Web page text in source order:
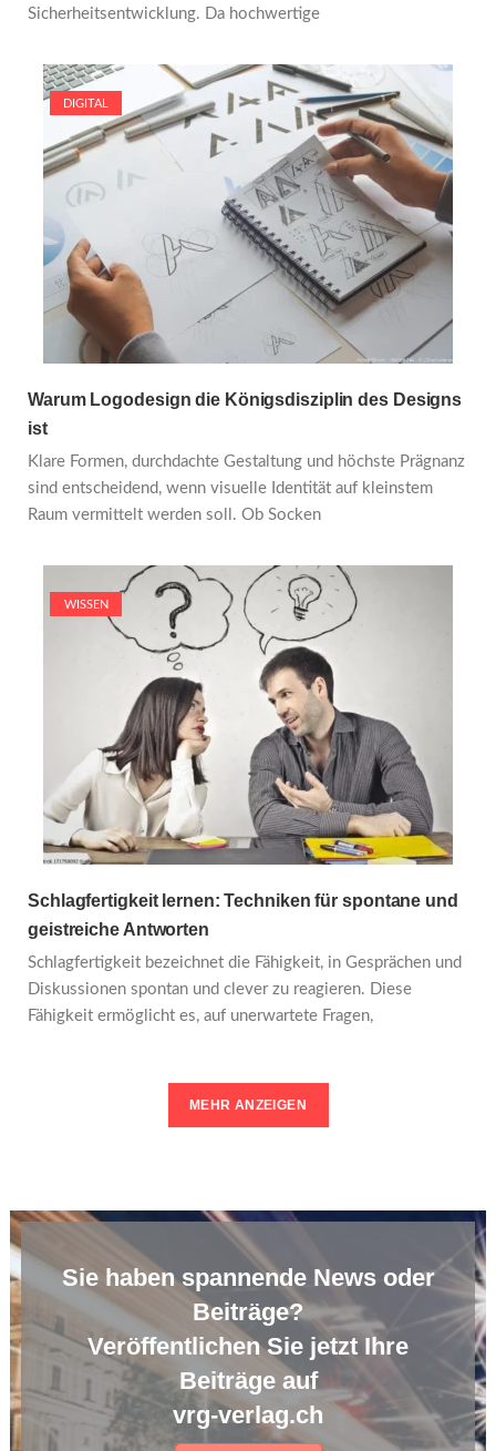
Sicherheitsentwicklung. Da hochwertige
DIGITAL
Warum Logodesign die Königsdisziplin des Designs
ist
Klare Formen, durchdachte Gestaltung und höchste Prägnanz
sind entscheidend, wenn visuelle Identität auf kleinstem
Raum vermittelt werden soll. Ob Socken
WISSEN
Schlagfertigkeit lernen: Techniken für spontane und
geistreiche Antworten
Schlagfertigkeit bezeichnet die Fähigkeit, in Gesprächen und
Diskussionen spontan und clever zu reagieren. Diese
Fähigkeit ermöglicht es, auf unerwartete Fragen,
MEHR ANZEIGEN
Sie haben spannende News oder
Beiträge?
Veröffentlichen Sie jetzt Ihre
Beiträge auf
vrg-verlag.ch